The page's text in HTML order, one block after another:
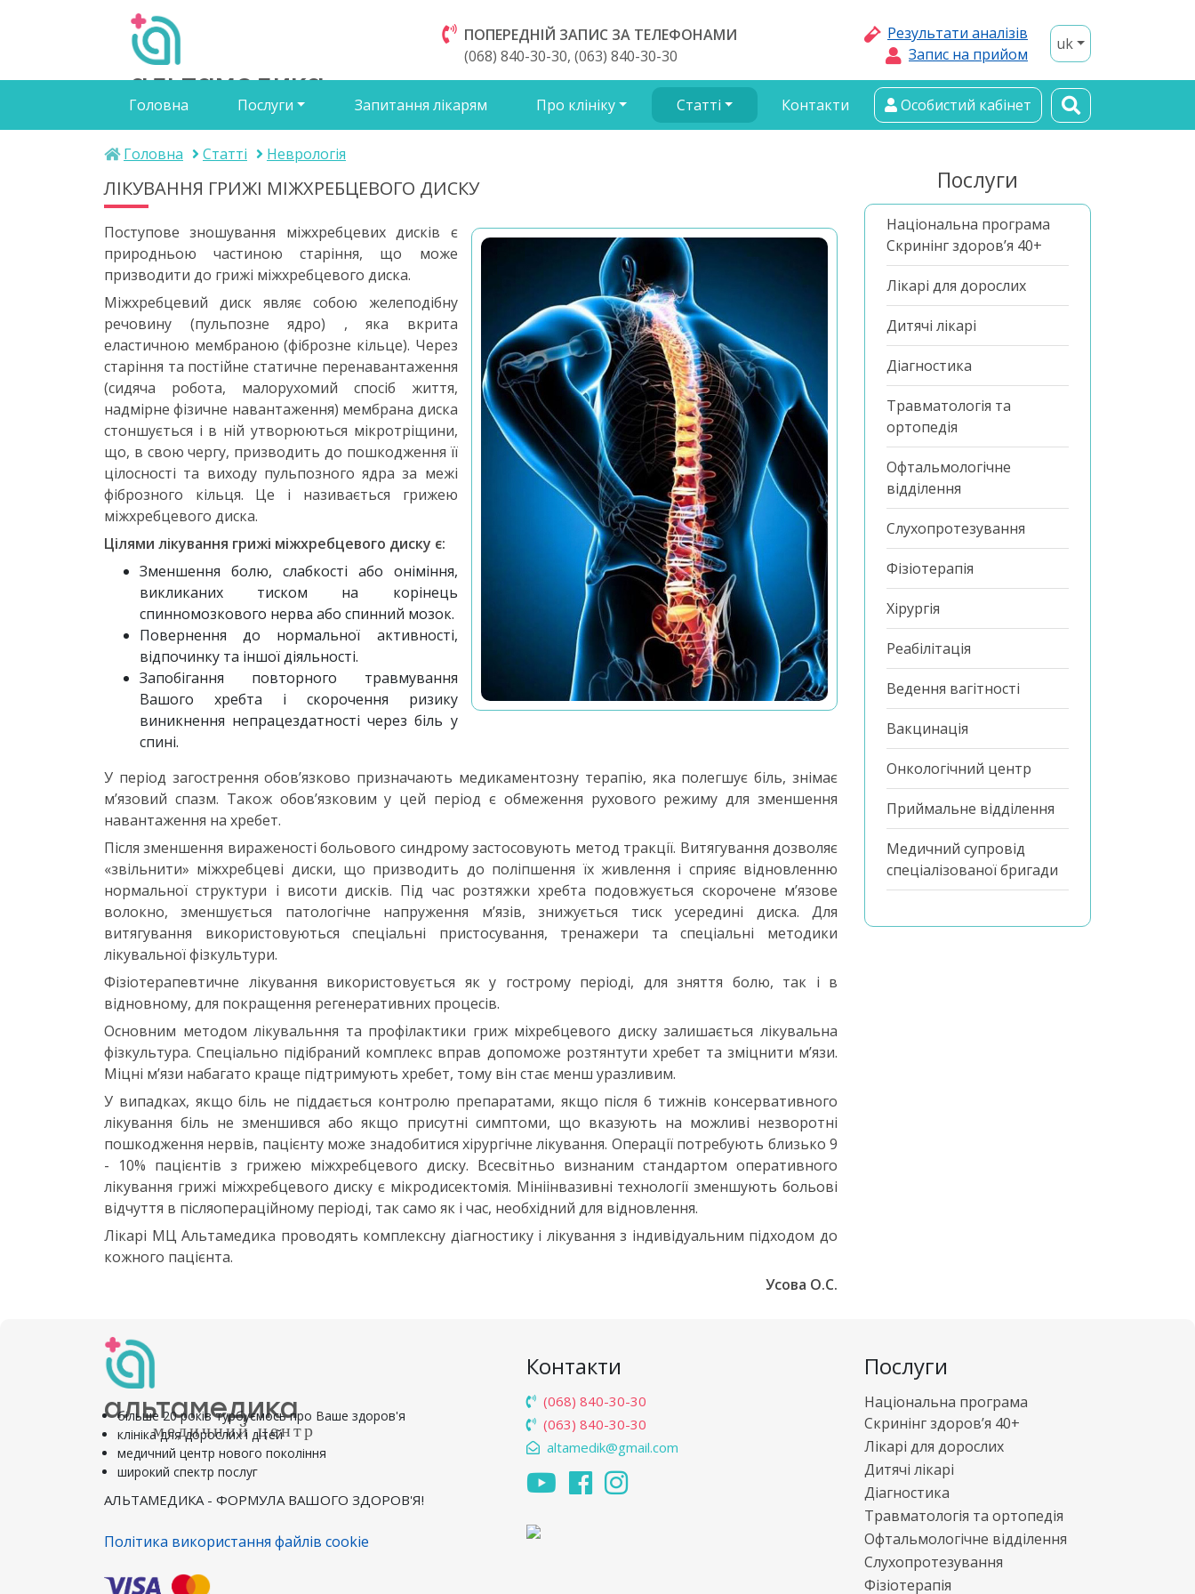
альтамедика
медичний центр
ПОПЕРЕДНІЙ ЗАПИС ЗА ТЕЛЕФОНАМИ
(068) 840-30-30, (063) 840-30-30
Результати аналізів
Запис на прийом
uk
Головна Послуги Запитання лікарям Про клініку Статті Контакти Особистий кабінет
Головна Статті Неврологія
ЛІКУВАННЯ ГРИЖІ МІЖХРЕБЦЕВОГО ДИСКУ
Поступове зношування міжхребцевих дисків є
природньою частиною старіння, що може
призводити до грижі міжхребцевого диска.
Міжхребцевий диск являє собою желеподібну
речовину (пульпозне ядро) , яка вкрита
еластичною мембраною (фіброзне кільце). Через
старіння та постійне статичне перенавантаження
(сидяча робота, малорухомий спосіб життя,
надмірне фізичне навантаження) мембрана диска
стоншується і в ній утворюються мікротріщини,
що, в свою чергу, призводить до пошкодження її
цілосності та виходу пульпозного ядра за межі
фіброзного кільця. Це і називається грижею
міжхребцевого диска.
Цілями лікування грижі міжхребцевого диску є:
Зменшення болю, слабкості або оніміння,
викликаних тиском на корінець
спинномозкового нерва або спинний мозок.
Повернення до нормальної активності,
відпочинку та іншої діяльності.
Запобігання повторного травмування
Вашого хребта і скорочення ризику
виникнення непрацездатності через біль у
спині.
У період загострення обов’язково призначають медикаментозну терапію, яка полегшує біль, знімає
м’язовий спазм. Також обов’язковим у цей період є обмеження рухового режиму для зменшення
навантаження на хребет.
Після зменшення вираженості больового синдрому застосовують метод тракції. Витягування дозволяє
«звільнити» міжхребцеві диски, що призводить до поліпшення їх живлення і сприяє відновленню
нормальної структури і висоти дисків. Під час розтяжки хребта подовжується скорочене м’язове
волокно, зменшується патологічне напруження м’язів, знижується тиск усередині диска. Для
витягування використовуються спеціальні пристосування, тренажери та спеціальні методики
лікувальної фізкультури.
Фізіотерапевтичне лікування використовується як у гострому періоді, для зняття болю, так і в
відновному, для покращення регенеративних процесів.
Основним методом лікувальння та профілактики гриж міхребцевого диску залишається лікувальна
фізкультура. Спеціально підібраний комплекс вправ допоможе розтянтути хребет та зміцнити м’язи.
Міцні м’язи набагато краще підтримують хребет, тому він стає менш уразливим.
У випадках, якщо біль не піддається контролю препаратами, якщо після 6 тижнів консервативного
лікування біль не зменшився або якщо присутні симптоми, що вказують на можливі незворотні
пошкодження нервів, пацієнту може знадобитися хірургічне лікування. Операції потребують близько 9
- 10% пацієнтів з грижею міжхребцевого диску. Всесвітньо визнаним стандартом оперативного
лікування грижі міжхребцевого диску є мікродисектомія. Мініінвазивні технології зменшують больові
відчуття в післяопераційному періоді, так само як і час, необхідний для відновлення.
Лікарі МЦ Альтамедика проводять комплексну діагностику і лікування з індивідуальним підходом до
кожного пацієнта.
Усова О.С.
Послуги
Національна програма
Скринінг здоров’я 40+
Лікарі для дорослих
Дитячі лікарі
Діагностика
Травматологія та
ортопедія
Офтальмологічне
відділення
Слухопротезування
Фізіотерапія
Хірургія
Реабілітація
Ведення вагітності
Вакцинація
Онкологічний центр
Приймальне відділення
Медичний супровід
спеціалізованої бригади
альтамедика
медичний центр
більше 20 років турбуємось про Ваше здоров'я
клініка для дорослих і дітей
медичний центр нового покоління
широкий спектр послуг
АЛЬТАМЕДИКА - ФОРМУЛА ВАШОГО ЗДОРОВ'Я!
Політика використання файлів cookie
Контакти
(068) 840-30-30
(063) 840-30-30
altamedik@gmail.com
Послуги
Національна програма
Скринінг здоров’я 40+
Лікарі для дорослих
Дитячі лікарі
Діагностика
Травматологія та ортопедія
Офтальмологічне відділення
Слухопротезування
Фізіотерапія